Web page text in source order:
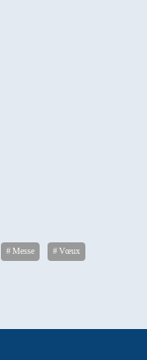
Messe Vœux